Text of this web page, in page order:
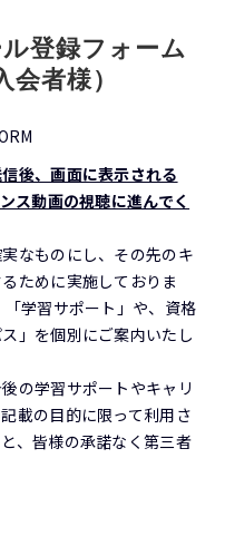
登録フォーム
会者様）
後、画面に表示される
ス動画の視聴に進んでく
なものにし、その先のキ
ために実施しておりま
学習サポート」や、資格
」を個別にご案内いたし
の学習サポートやキャリ
載の目的に限って利用さ
、皆様の承諾なく第三者